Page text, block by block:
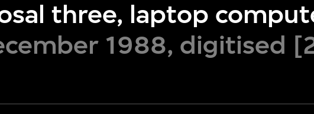
three, laptop
1988, digitised